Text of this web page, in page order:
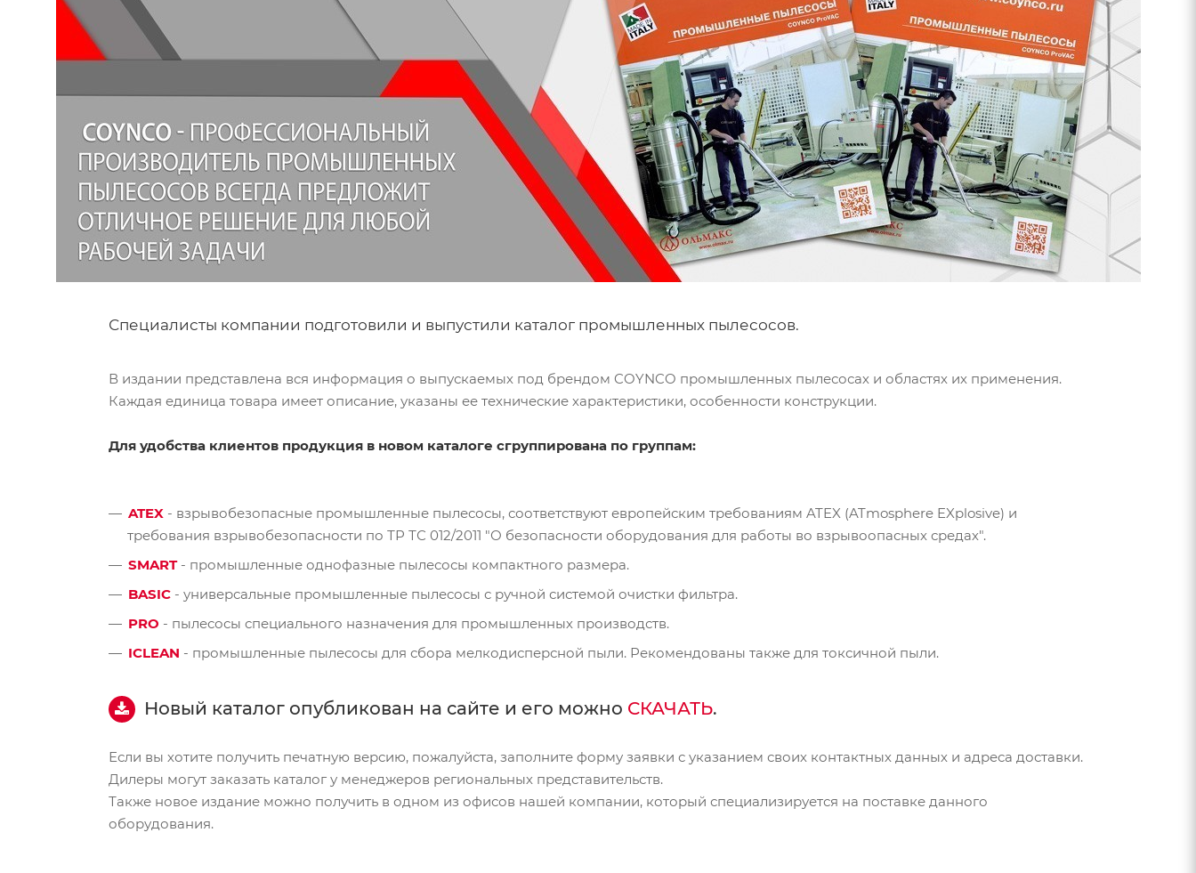
Специалисты компании подготовили и выпустили каталог промышленных пылесосов.
В издании представлена вся информация о выпускаемых под брендом COYNCO промышленных пылесосах и областях их применения.
Каждая единица товара имеет описание, указаны ее технические характеристики, особенности конструкции.
Для удобства клиентов продукция в новом каталоге сгруппирована по группам:
ATEX - взрывобезопасные промышленные пылесосы, соответствуют европейским требованиям ATEX (ATmosphere EXplosive) и
требования взрывобезопасности по ТР ТС 012/2011 "О безопасности оборудования для работы во взрывоопасных средах".
SMART- промышленные однофазные пылесосы компактного размера.
BASIC - универсальные промышленные пылесосы с ручной системой очистки фильтра.
PRO - пылесосы специального назначения для промышленных производств.
ICLEAN - промышленные пылесосы для сбора мелкодисперсной пыли. Рекомендованы также для токсичной пыли.
Новый каталог опубликован на сайте и его можно СКАЧАТЬ.
Если вы хотите получить печатную версию, пожалуйста, заполните форму заявки с указанием своих контактных данных и адреса доставки.
Дилеры могут заказать каталог у менеджеров региональных представительств.
Также новое издание можно получить в одном из офисов нашей компании, который специализируется на поставке данного
оборудования.